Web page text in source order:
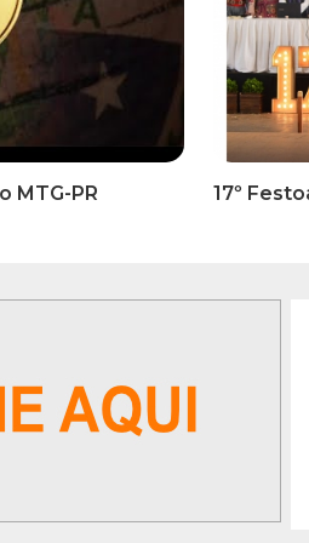
INFORMATIVOS
COMUNICADO OFICIAL -
Inscrições Para A 1ª Etapa
Classificatória Do 35º
Que Ocorrerá Do Dia 05 Ao
07 De Junho De 2026